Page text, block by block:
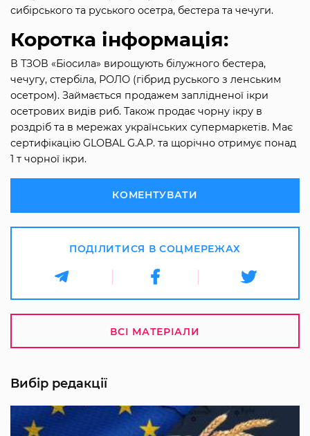
сибірського та руського осетра, бестера та чечуги.
Коротка інформація:
В ТЗОВ «Біосила» вирощують білужного бестера,
чечугу, стербіла, РОЛО (гібрид руського з ленським
осетром). Займається продажем заплідненої ікри
осетрових видів риб. Також продає чорну ікру в
роздріб та в мережах українських супермаркетів. Має
сертифікацію GLOBAL G.A.P. та щорічно отримує понад
1 т чорної ікри.
КОМЕНТУВАТИ
ПОДІЛИТИСЯ В СОЦМЕРЕЖАХ
ВСІ МАТЕРІАЛИ
Вибір редакції